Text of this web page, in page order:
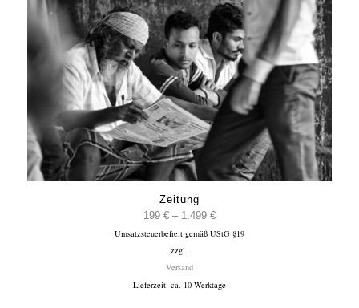
Zeitung
199 € – 1.499 €Preisspanne:
199 €
Umsatzsteuerbefreit gemäß UStG §19
zzgl.
Versand
Lieferzeit: ca. 10 Werktage